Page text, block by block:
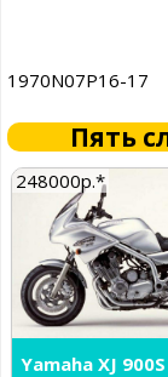
1970N07P16-17
Пять
248000р.*
Yamaha XJ